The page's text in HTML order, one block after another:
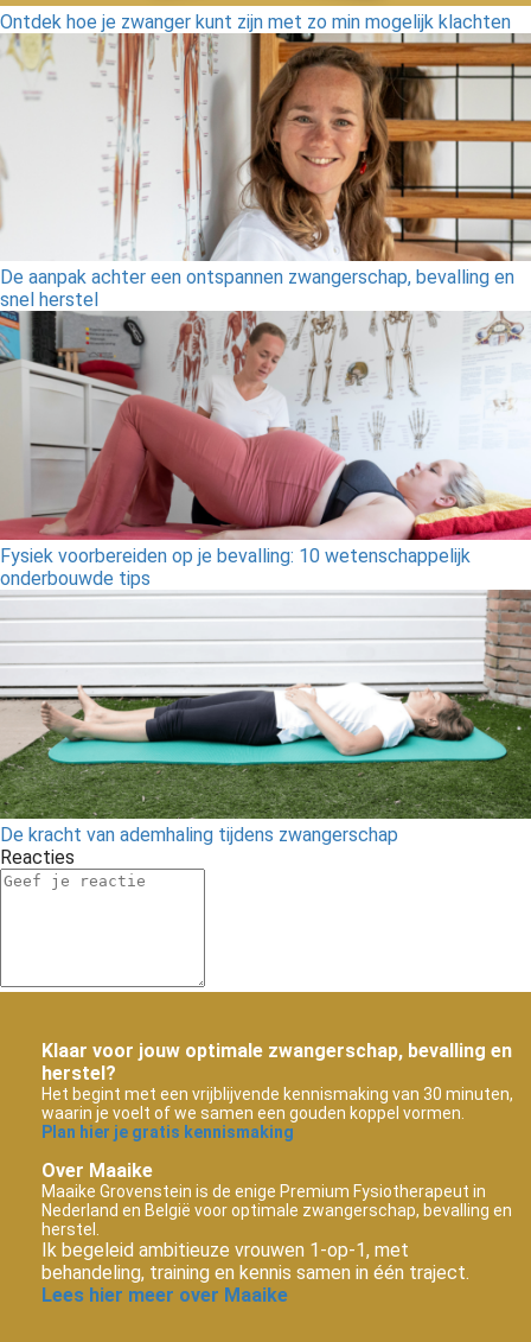
Ontdek hoe je zwanger kunt zijn met zo min mogelijk klachten
De aanpak achter een ontspannen zwangerschap, bevalling en
snel herstel
Fysiek voorbereiden op je bevalling: 10 wetenschappelijk
onderbouwde tips
De kracht van ademhaling tijdens zwangerschap
Reacties
Klaar voor jouw optimale zwangerschap, bevalling en
herstel?
Het begint met een vrijblijvende kennismaking van 30 minuten,
waarin je voelt of we samen een gouden koppel vormen.
Plan hier je gratis kennismaking
Over Maaike
Maaike Grovenstein is de enige Premium Fysiotherapeut in
Nederland en België voor optimale zwangerschap, bevalling en
herstel.
Ik begeleid ambitieuze vrouwen 1-op-1, met
behandeling, training en kennis samen in één traject.
Lees hier meer over Maaike